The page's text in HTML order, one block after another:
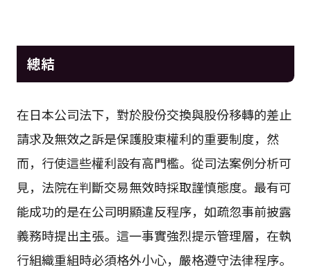
總結
在日本公司法下，對於股份交換與股份移轉的差止
請求及無效之訴是保護股東權利的重要制度，然
而，行使這些權利設有高門檻。從司法案例分析可
見，法院在判斷交易無效時採取謹慎態度。最有可
能成功的是在公司明顯違反程序，如疏忽事前披露
義務時提出主張。這一事實強烈提示管理層，在執
行組織重組時必須格外小心，嚴格遵守法律程序。